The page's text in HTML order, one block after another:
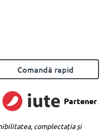
Comandă rapid
Partener
complectația și